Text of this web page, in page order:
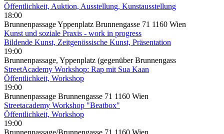
Öffentlichkeit, Auktion, Ausstellung, Kunstausstellung
18:00
Brunnenpassage Yppenplatz Brunnengasse 71 1160 Wien
Kunst und soziale Praxis - work in progress
Bildende Kunst, Zeitgenössische Kunst, Präsentation
19:00
Brunnenpassage, Yppenplatz (gegenüber Brunnengass
StreetAcademy Workshop: Rap mit Sua Kaan
Öffentlichkeit, Workshop
19:00
Brunnenpassage Brunnengasse 71 1160 Wien
Streetacademy Workshop "Beatbox"
Öffentlichkeit, Workshop
19:00
Brunnenpassage/Brunnengasse 71 1160 Wien